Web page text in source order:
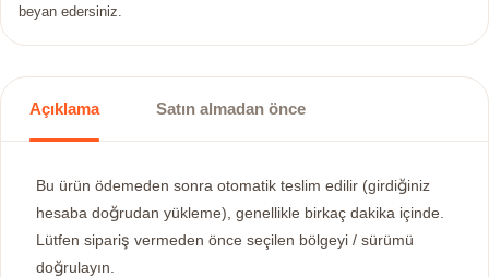
beyan edersiniz.
Açıklama Satın almadan önce
Bu ürün ödemeden sonra otomatik teslim edilir (girdiğiniz
hesaba doğrudan yükleme), genellikle birkaç dakika içinde.
Lütfen sipariş vermeden önce seçilen bölgeyi / sürümü
doğrulayın.